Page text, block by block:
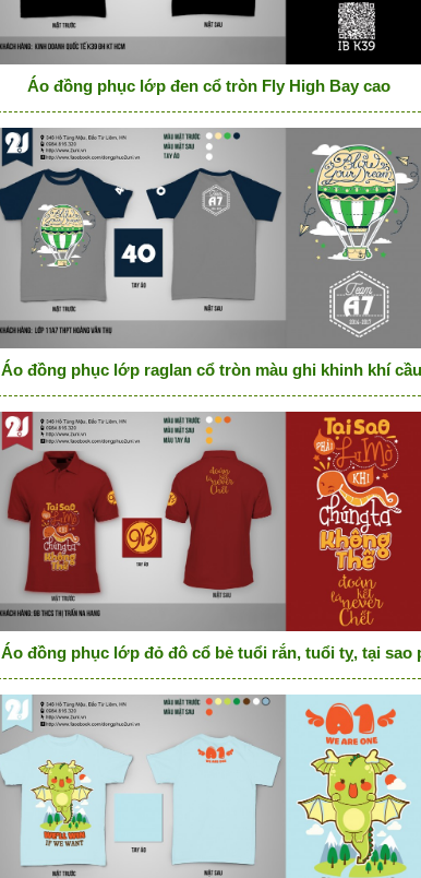
Áo đồng phục lớp đen cổ tròn Fly High Bay cao
Áo đồng phục lớp raglan cổ tròn màu ghi khinh khí
Áo đồng phục lớp đỏ đô cổ bẻ tuổi rắn, tuổi tỵ, tại